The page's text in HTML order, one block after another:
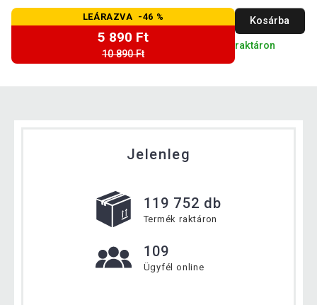
LEÁRAZVA -46 %
5 890 Ft
10 890 Ft
Kosárba
raktáron
Jelenleg
119 752 db
Termék raktáron
109
Ügyfél online